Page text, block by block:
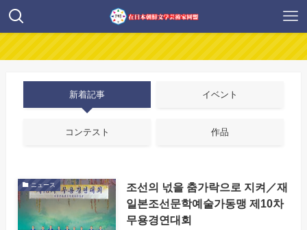
新着記事 イベント
コンテスト 作品
ニュース
조선의 넋을 춤가락으로 지켜／재
일본조선문학예술가동맹 제10차
무용경연대회